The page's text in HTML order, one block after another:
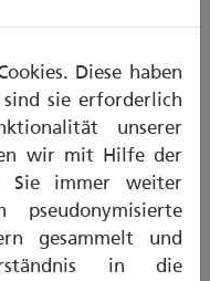
Dieser hilft, eine
Im Rahmen der
die Krankenkasse
Parodontitis-
Diese haben
sie erforderlich
unserer
wir mit Hilfe der
Sie immer weiter
pseudonymisierte
gesammelt und
in die